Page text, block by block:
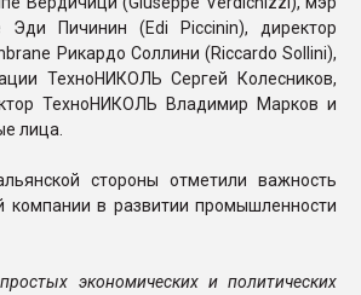
Эди Пичинин (Edi Piccinin), директор
Рикардо Соллини (Riccardo Sollini),
ТехноНИКОЛЬ Сергей Колесников,
ТехноНИКОЛЬ Владимир Марков и
лица.
стороны отметили важность
компании в развитии промышленности
экономических и политических